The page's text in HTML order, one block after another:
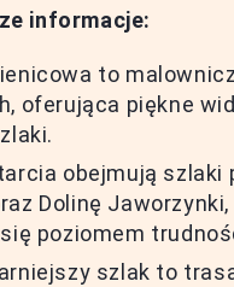
informacje:
to
oferująca piękne
obejmują szlaki
Dolinę Jaworzynki,
poziomem
szlak to